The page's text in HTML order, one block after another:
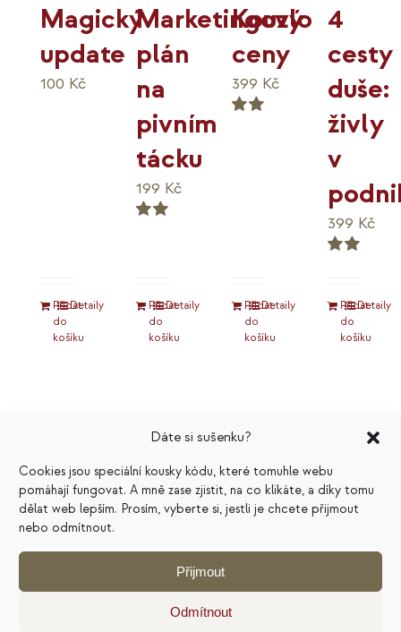
Dáte si sušenku?
Cookies jsou speciální kousky kódu, které tomuhle webu
pomáhají fungovat. A mně zase zjistit, na co klikáte, a díky tomu
dělat web lepším. Prosím, vyberte si, jestli je chcete přijmout
nebo odmítnout.
Přijmout
Odmítnout
Magický
update
100 Kč
Přidat
do
košíku
Detaily
Marketingový
plán
na
pivním
tácku
199 Kč
Přidat
do
košíku
Detaily
Kouzlo
ceny
399 Kč
Přidat
do
košíku
Detaily
4
cesty
duše:
živly
v
z 5
399 Kč
Přidat
do
košíku
Detaily
E-
knihy
komplet
Kruh
podnikatelek
Kč
Klub
Duše
byznysu®